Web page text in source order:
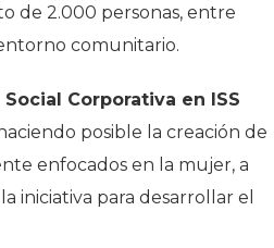
de 2.000 personas, entre
comunitario.
Corporativa en ISS
posible la creación de
enfocados en la mujer, a
iniciativa para desarrollar el